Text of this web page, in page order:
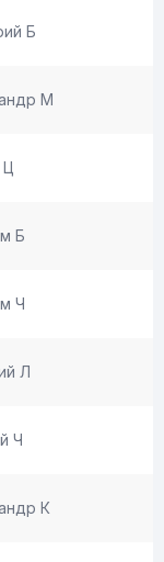
Б
М
Ц
Б
Ч
Л
Ч
К